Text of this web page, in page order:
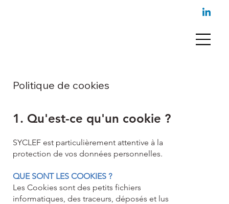
Politique de cookies
1. Qu'est-ce qu'un cookie ?
SYCLEF est particulièrement attentive à la
protection de vos données personnelles.
QUE SONT LES COOKIES ?
Les Cookies sont des petits fichiers
informatiques, des traceurs, déposés et lus